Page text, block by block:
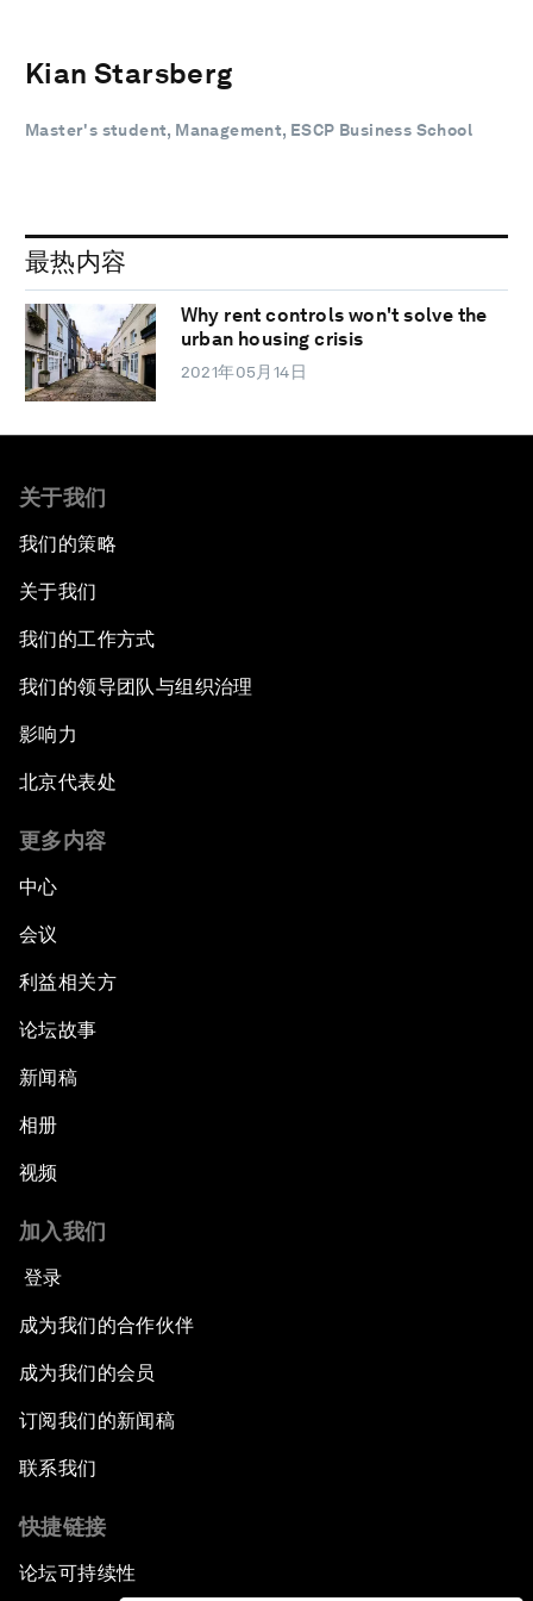
Kian Starsberg
Master's student, Management, ESCP Business School
最热内容
Why rent controls won't solve the
urban housing crisis
2021年05月14日
关于我们
我们的策略
关于我们
我们的工作方式
我们的领导团队与组织治理
影响力
北京代表处
更多内容
中心
会议
利益相关方
论坛故事
新闻稿
相册
视频
加入我们
登录
成为我们的合作伙伴
成为我们的会员
订阅我们的新闻稿
联系我们
快捷链接
论坛可持续性